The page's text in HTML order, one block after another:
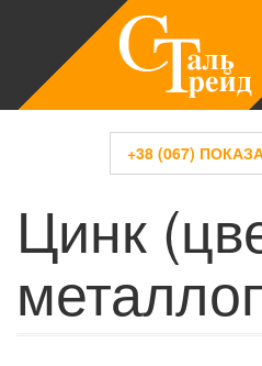
+38 (067)
Цинк